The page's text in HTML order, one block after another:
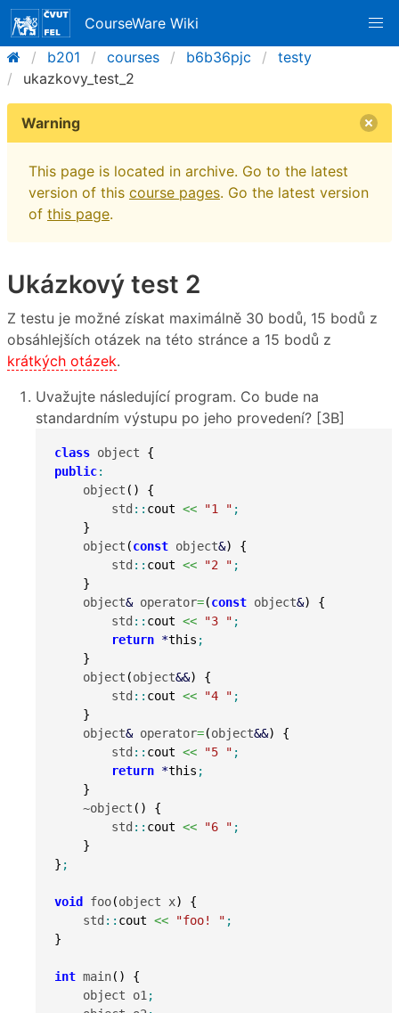
CourseWare Wiki
b201
courses b6b36pjc
testy
ukazkovy_test_2
Warning
This page is located in archive. Go to the latest
version of this course pages. Go the latest version
of this page.
Ukázkový test 2
Z testu je možné získat maximálně 30 bodů, 15 bodů z
obsáhlejších otázek na této stránce a 15 bodů z
krátkých otázek.
Uvažujte následující program. Co bude na
standardním výstupu po jeho provedení? [3B]
class object {
public:
    object
( )
{
        std
:: cout << "1 " ;
}
    object
(const object&)
{
        std
:: cout << "2 " ;
}
    object
& operator=(const object&)
{
        std
:: cout << "3 " ;
return *this ;
}
    object
(object&&)
{
        std
:: cout << "4 " ;
}
    object
& operator=(object&&)
{
        std
:: cout << "5 " ;
return *this ;
}
    ~object
( )
{
        std
:: cout << "6 " ;
}
} ;
void foo(object x)
{
    std
:: cout << "foo! " ;
}
int main( )
{
    object o1
;